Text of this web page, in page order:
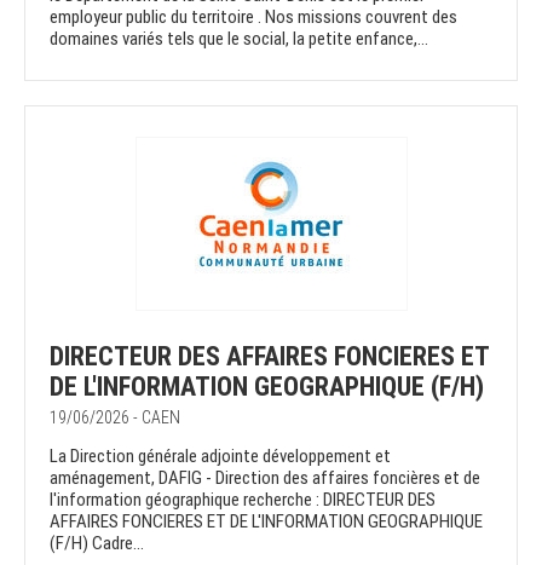
employeur public du territoire . Nos missions couvrent des
domaines variés tels que le social, la petite enfance,...
DIRECTEUR DES AFFAIRES FONCIERES ET
DE L'INFORMATION GEOGRAPHIQUE (F/H)
19/06/2026 - CAEN
La Direction générale adjointe développement et
aménagement, DAFIG - Direction des affaires foncières et de
l'information géographique recherche : DIRECTEUR DES
AFFAIRES FONCIERES ET DE L'INFORMATION GEOGRAPHIQUE
(F/H) Cadre...